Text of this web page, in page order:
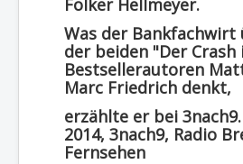
Folker Hellmeyer.
Was der Bankfachwirt
der beiden "Der
Bestsellerautoren
Marc Friedrich denkt,
erzählte er bei
2014, 3nach9, Radio
Fernsehen